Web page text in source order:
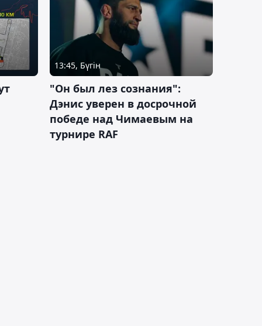
13:45, Бүгін
"Он был лез сознания":
Дэнис уверен в досрочной
победе над Чимаевым на
турнире RAF